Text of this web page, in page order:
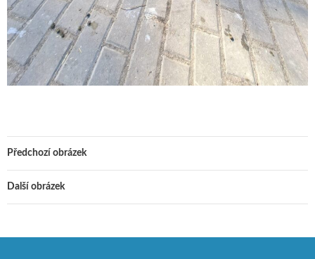
Předchozí obrázek
Další obrázek